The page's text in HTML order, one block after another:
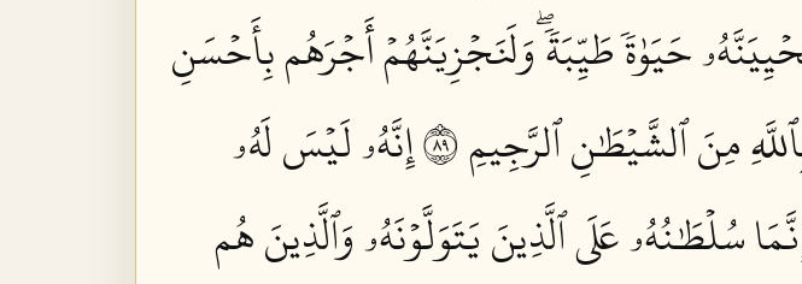
حَيَوٰةٗ طَيِّبَةٗۖ وَلَنَجۡزِيَنَّهُمۡ أَجۡرَهُم بِأَحۡسَنِ
مِنَ ٱلشَّيۡطَٰنِ ٱلرَّجِيمِ ٩٨
إِنَّهُۥ لَيۡسَ لَهُۥ
سُلۡطَٰنُهُۥ عَلَى ٱلَّذِينَ يَتَوَلَّوۡنَهُۥ وَٱلَّذِينَ هُم